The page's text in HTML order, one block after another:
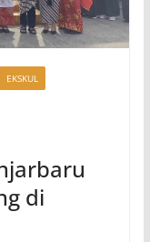
EKSKUL
di